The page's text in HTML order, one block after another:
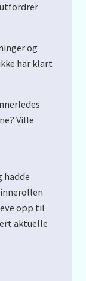
og
har klart
Ville
hadde
opp til
aktuelle